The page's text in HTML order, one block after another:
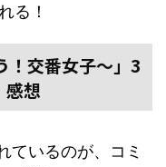
る！
！交番女子～」3
感想
ているのが、コミ